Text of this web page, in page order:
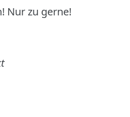
Nur zu gerne!